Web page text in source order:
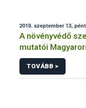
2019. szeptember 13,
A növényvédő
mutatói
TOVÁBB >